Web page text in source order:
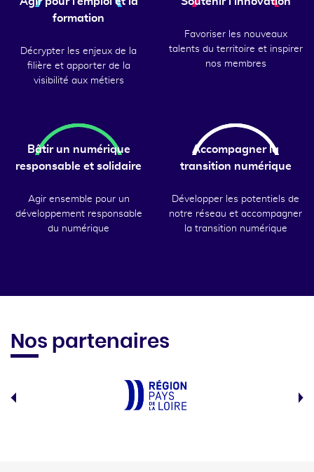
formation
Décrypter les enjeux de la
filière et apporter de la
visibilité aux métiers
Favoriser les nouveaux
talents du territoire et inspirer
nos membres
Bâtir un numérique
responsable et solidaire
Agir ensemble pour un
développement responsable
du numérique
Accompagner la
transition numérique
Développer les potentiels de
notre réseau et accompagner
la transition numérique
Nos partenaires